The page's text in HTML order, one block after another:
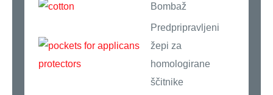
Bombaž
Predpripravljeni
žepi za
homologirane
ščitnike